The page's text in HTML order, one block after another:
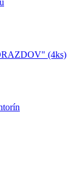
(4ks)